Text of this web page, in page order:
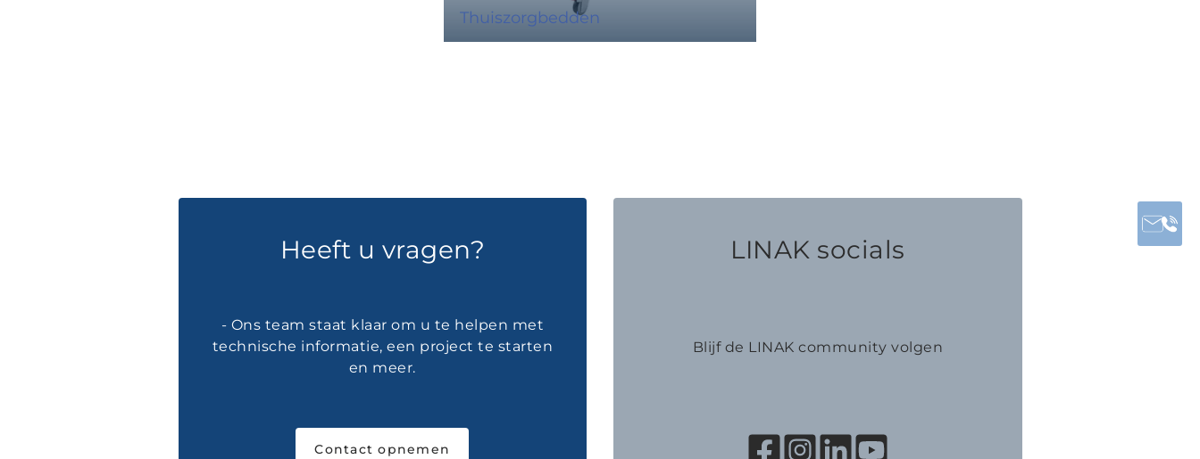
Thuiszorgbedden
Heeft u vragen?
- Ons team staat klaar om u te helpen met
technische informatie, een project te starten
en meer.
Contact opnemen
LINAK socials
Blijf de LINAK community volgen